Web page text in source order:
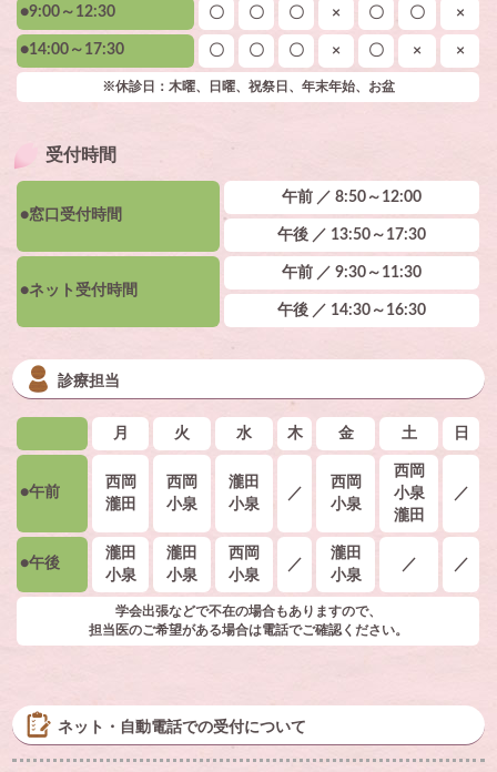
●9:00～12:30 〇 〇 〇 × 〇 〇 ×
●14:00～17:30 〇 〇 〇 × 〇 × ×
※休診日：木曜、日曜、祝祭日、年末年始、お盆
受付時間
●窓口受付時間
午前 ／ 8:50～12:00
午後 ／ 13:50～17:30
●ネット受付時間
午前 ／ 9:30～11:30
午後 ／ 14:30～16:30
診療担当
月 火 水 木 金 土 日
●午前
西岡
瀧田
西岡
小泉
瀧田
小泉
／
西岡
小泉
西岡
小泉
瀧田
／
●午後
瀧田
小泉
瀧田
小泉
西岡
小泉
／
瀧田
小泉
／ ／
学会出張などで不在の場合もありますので、
担当医のご希望がある場合は電話でご確認ください。
ネット・自動電話での受付について